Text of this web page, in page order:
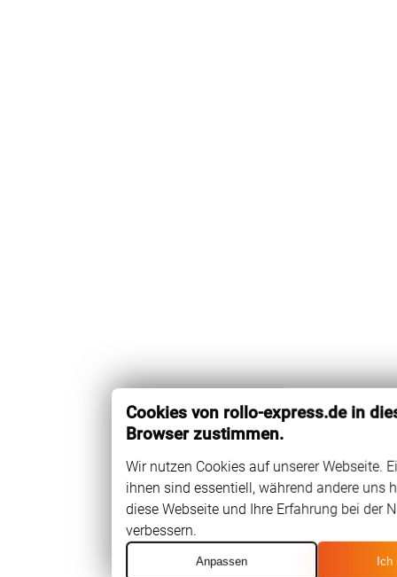
Cookies von rollo-express.de in
Browser zustimmen.
Wir nutzen Cookies auf unserer Webseite.
ihnen sind essentiell, während andere uns
diese Webseite und Ihre Erfahrung bei der
verbessern.
Anpassen